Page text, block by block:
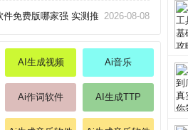
件免费版哪家强 实测推荐_2026-08-08
AI生成视频 Ai音乐
Ai作词软件 AI生成TTP